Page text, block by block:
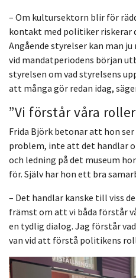
– Om kultursektorn blir för
kontakt med politiker riskerar
Angående styrelser kan man
vid mandatperiodens början
styrelsen om vad styrelsens
att många gör redan idag,
”Vi förstår våra
Frida Björk betonar att hon
problem, inte att det handlar
och ledning på det museum
för. Själv har hon ett bra
– Det handlar kanske till viss
främst om att vi båda förstår
en tydlig dialog. Jag förstår
van vid att förstå politikens